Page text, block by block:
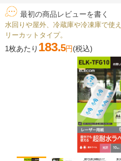
最初の商品レビューを書く
水回りや屋外、冷蔵庫や冷凍庫で使
リーカットタイプ。
1枚あたり 183.5円(税込)